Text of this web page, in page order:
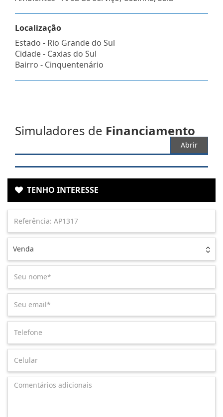
Localização
Estado - Rio Grande do Sul
Cidade - Caxias do Sul
Bairro - Cinquentenário
Simuladores de Financiamento
Abrir
TENHO INTERESSE
Venda